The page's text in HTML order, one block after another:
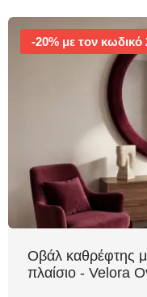
-20% με τον κωδικό
Οβάλ καθρέφτης
πλαίσιο - Velora